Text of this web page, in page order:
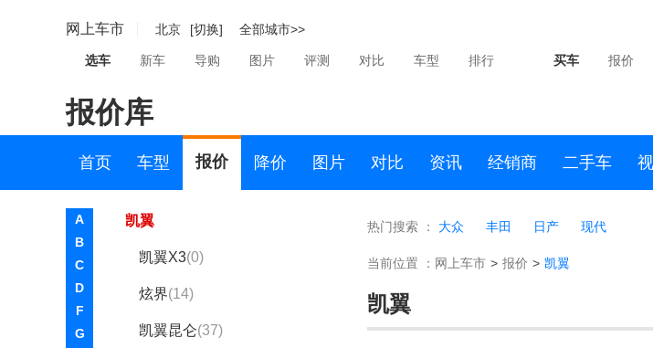
网上车市 北京 [切换] 全部城市>>
选车 新车 导购 图片 评测 对比 车型 排行 买车 报价
报价库
首页 车型 报价 降价 图片 对比 资讯 经销商 二手车
A
B
C
D
F
G
金杯
K
凯翼
凯翼X3(0)
炫界(14)
凯翼昆仑(37)
热门搜索 ： 大众 丰田 日产 现代
当前位置 ： 网上车市 > 报价 > 凯翼
凯翼